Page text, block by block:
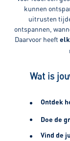
kunnen
uitrusten
ontspannen,
Daarvoor heeft
Wat is
Ontdek
Doe de
Vind de